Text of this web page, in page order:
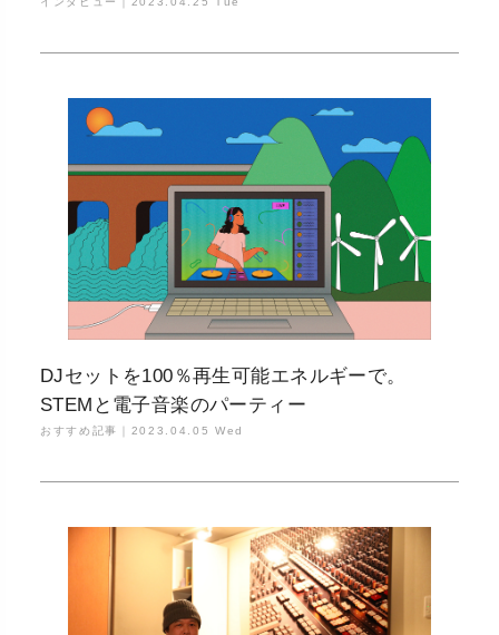
DJセットを100％再生可能エネルギーで。
STEMと電子音楽のパーティー
おすすめ記事｜ 2023.04.05 Wed